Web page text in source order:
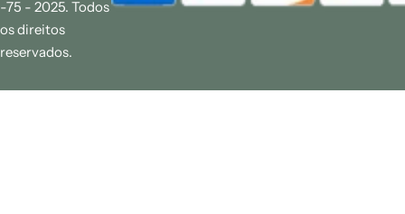
-75 - 2025. Todos
os direitos
reservados.